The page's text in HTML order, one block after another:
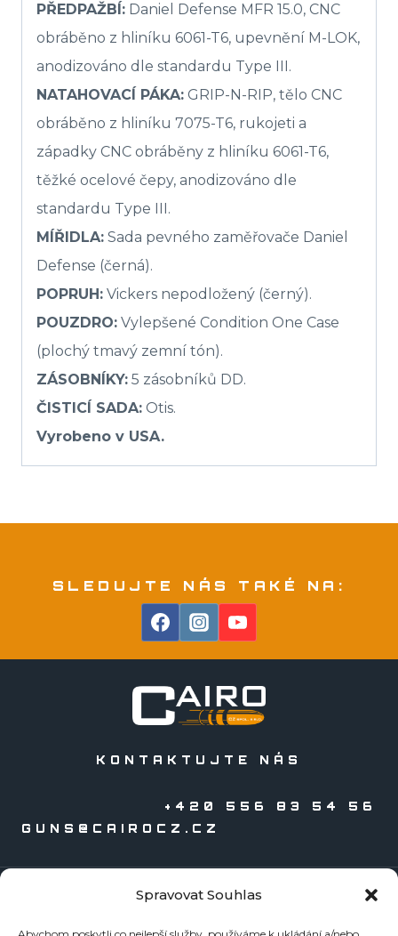
Spravovat Souhlas
PŘEDPAŽBÍ: Daniel Defense MFR 15.0, CNC
obráběno z hliníku 6061-T6, upevnění M-LOK,
anodizováno dle standardu Type III.
NATAHOVACÍ PÁKA: GRIP-N-RIP, tělo CNC
obráběno z hliníku 7075-T6, rukojeti a
západky CNC obráběny z hliníku 6061-T6,
těžké ocelové čepy, anodizováno dle
standardu Type III.
MÍŘIDLA: Sada pevného zaměřovače Daniel
Defense (černá).
POPRUH: Vickers nepodložený (černý).
POUZDRO: Vylepšené Condition One Case
(plochý tmavý zemní tón).
ZÁSOBNÍKY: 5 zásobníků DD.
ČISTICÍ SADA: Otis.
Vyrobeno v USA.
SLEDUJTE NÁS TAKÉ NA:
KONTAKTUJTE NÁS
+420 556 83 54 56
GUNS@CAIROCZ.CZ